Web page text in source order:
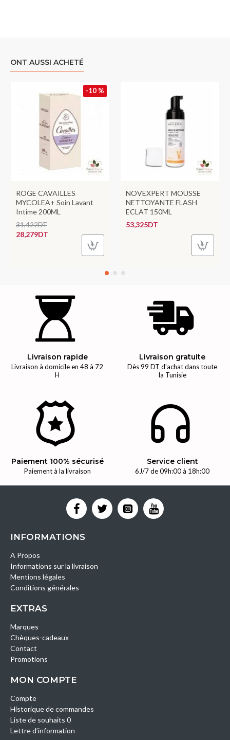
ONT AUSSI ACHETÉ
-10 %
ROGE CAVAILLES
MYCOLEA+ Soin Lavant
Intime 200ML
28,279DT
31,422DT
NOVEXPERT MOUSSE
NETTOYANTE FLASH
ECLAT 150ML
53,325DT
Livraison rapide
Livraison à domicile en 48 à 72
H
Livraison gratuite
Dès 99 DT d'achat dans toute
la Tunisie
Paiement 100% sécurisé
Paiement à la livraison
Service client
6J/7 de 09h:00 à 18h:00
INFORMATIONS
A Propos
Informations sur la livraison
Mentions légales
Conditions générales
EXTRAS
Marques
Chèques-cadeaux
Contact
Promotions
MON COMPTE
Compte
Historique de commandes
Liste de souhaits 0
Lettre d’information